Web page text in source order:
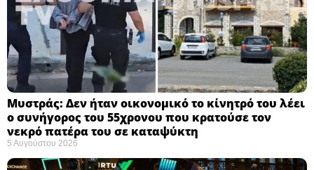
Μυστράς: Δεν ήταν οικονομικό το κίνητρό του λέει
ο συνήγορος του 55χρονου που κρατούσε τον
νεκρό πατέρα του σε καταψύκτη
5 Αυγούστου 2026